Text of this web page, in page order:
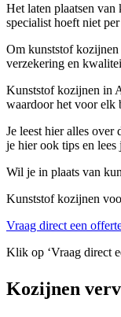
Het laten plaatsen
specialist hoeft niet
Om kunststof kozijnen
verzekering en
Kunststof kozijnen in
waardoor het voor elk
Je leest hier alles
je hier ook tips en
Wil je in plaats van
Kunststof kozijnen
Vraag direct een
Klik op ‘Vraag direct
Kozijnen